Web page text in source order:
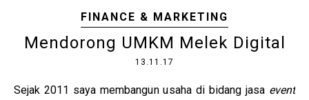
FINANCE & MARKETING
Mendorong UMKM Melek Digital
13.11.17
Sejak 2011 saya membangun usaha di bidang jasa event